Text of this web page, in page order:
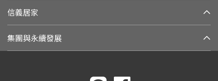
信義居家
集團與永續發展